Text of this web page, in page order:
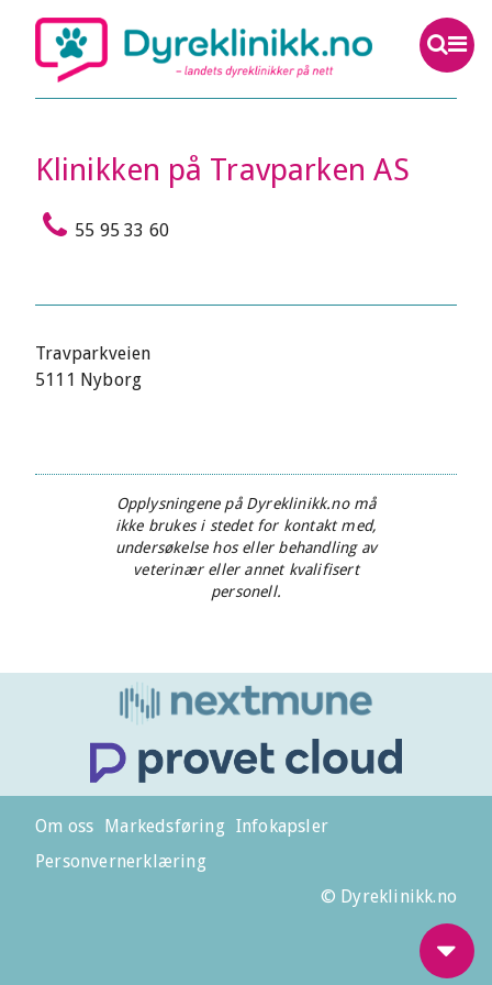
Klinikken på Travparken AS
55 95 33 60
Travparkveien
5111 Nyborg
Opplysningene på Dyreklinikk.no må
ikke brukes i stedet for kontakt med,
undersøkelse hos eller behandling av
veterinær eller annet kvalifisert
personell.
Om oss Markedsføring Infokapsler
Personvernerklæring
© Dyreklinikk.no